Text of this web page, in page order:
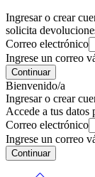
Ingresar o crear
solicita
Correo electrónico
Ingrese un correo
Continuar
Bienvenido/a
Ingresar o crear
Accede a tus datos
Correo electrónico
Ingrese un correo
Continuar